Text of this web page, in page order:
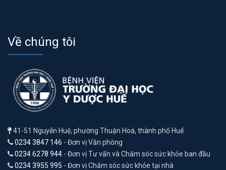
Về chúng tôi
41-51 Nguyễn Huệ, phường Thuận Hoá, thành phố Huế
0234 3847 146 - Đơn vị Văn phòng
0234 6278 944 - Đơn vị Tư vấn và Chăm sóc sức khỏe ban đầu
0234 3955 995 - Đơn vị Chăm sóc sức khỏe tại nhà